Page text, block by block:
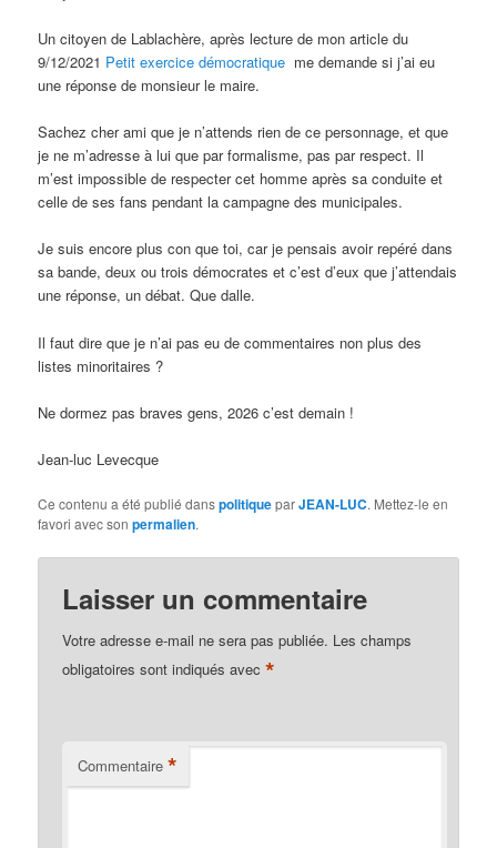
Un citoyen de Lablachère, après lecture de mon article du
9/12/2021 Petit exercice démocratique me demande si j’ai eu
une réponse de monsieur le maire.
Sachez cher ami que je n’attends rien de ce personnage, et que
je ne m’adresse à lui que par formalisme, pas par respect. Il
m’est impossible de respecter cet homme après sa conduite et
celle de ses fans pendant la campagne des municipales.
Je suis encore plus con que toi, car je pensais avoir repéré dans
sa bande, deux ou trois démocrates et c’est d’eux que j’attendais
une réponse, un débat. Que dalle.
Il faut dire que je n’ai pas eu de commentaires non plus des
listes minoritaires ?
Ne dormez pas braves gens, 2026 c’est demain !
Jean-luc Levecque
Ce contenu a été publié danspolitiqueparJEAN-LUC. Mettez-le en
favori avec sonpermalien.
Laisser un commentaire
Votre adresse e-mail ne sera pas publiée. Les champs
obligatoires sont indiqués avec*
Commentaire *